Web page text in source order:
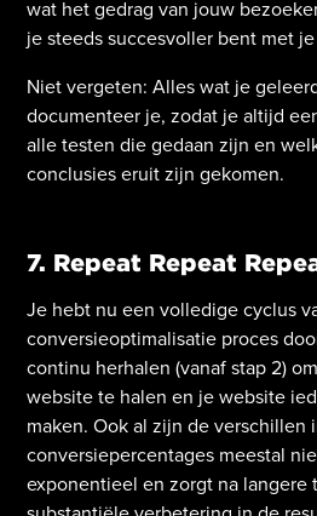
wat het gedrag van jouw
je steeds succesvoller bent met
Niet vergeten: Alles wat je
documenteer je, zodat je altijd
alle testen die gedaan zijn en
conclusies eruit zijn gekomen.
7. Repeat Repeat
Je hebt nu een volledige cyclus
conversieoptimalisatie proces
continu herhalen (vanaf stap 2)
website te halen en je website
maken. Ook al zijn de verschillen
conversiepercentages meestal
exponentieel en zorgt na langere